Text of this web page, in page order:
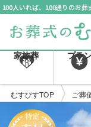
100人いれば、100通りのお葬
家族葬 プラ
むすびすTOP ご葬